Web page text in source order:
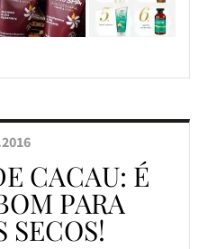
CACAU: É
PARA
SECOS!